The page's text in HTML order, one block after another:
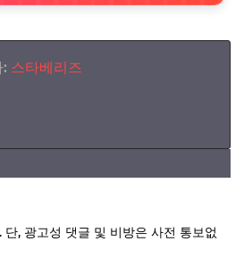
스타베리즈
단, 광고성 댓글 및 비방은 사전 통보없